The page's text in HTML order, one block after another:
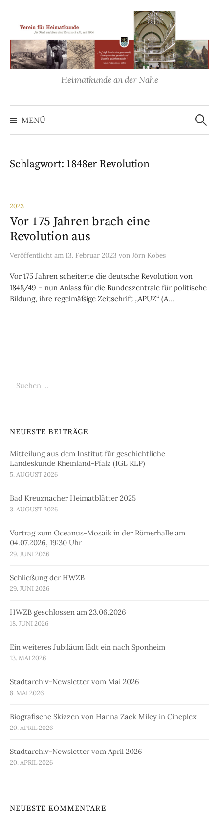
Inhalt
Heimatkunde an der Nahe
MENÜ
Suchen
nach:
Schlagwort: 1848er Revolution
2023
Vor 175 Jahren brach eine
Revolution aus
Veröffentlicht am 13. Februar 2023 von Jörn Kobes
Vor 175 Jahren scheiterte die deutsche Revolution von
1848/49 – nun Anlass für die Bundeszentrale für politische
Bildung, ihre regelmäßige Zeitschrift „APUZ“ (A...
nach:
NEUESTE BEITRÄGE
Mitteilung aus dem Institut für geschichtliche
Landeskunde Rheinland-Pfalz (IGL RLP)
5. AUGUST 2026
Bad Kreuznacher Heimatblätter 2025
3. AUGUST 2026
Vortrag zum Oceanus-Mosaik in der Römerhalle am
04.07.2026, 19:30 Uhr
29. JUNI 2026
Schließung der HWZB
29. JUNI 2026
HWZB geschlossen am 23.06.2026
18. JUNI 2026
Ein weiteres Jubiläum lädt ein nach Sponheim
13. MAI 2026
Stadtarchiv-Newsletter vom Mai 2026
8. MAI 2026
Biografische Skizzen von Hanna Zack Miley in Cineplex
20. APRIL 2026
Stadtarchiv-Newsletter vom April 2026
20. APRIL 2026
NEUESTE KOMMENTARE